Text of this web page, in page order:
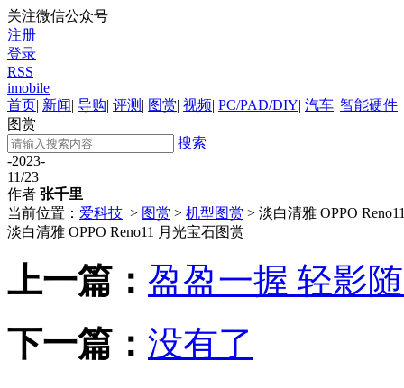
关注微信公众号
注册
登录
RSS
imobile
首页| 新闻| 导购| 评测 | 图赏| 视频| PC/PAD/DIY| 汽车| 智能硬件|
图赏
搜索
-2023-
11/23
作者 张千里
当前位置： 爱科技 > 图赏 > 机型图赏 > 淡白清雅 OPPO
淡白清雅 OPPO Reno11 月光宝石图赏
上一篇： 盈盈一握 轻影
下一篇： 没有了